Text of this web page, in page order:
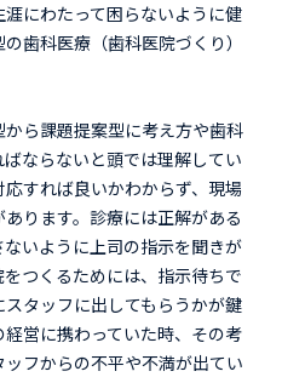
にわたって困らないように健
歯科医療（歯科医院づくり）
ら課題提案型に考え方や歯科
ならないと頭では理解してい
すれば良いかわからず、現場
ります。診療には正解がある
いように上司の指示を聞きが
つくるためには、指示待ちで
タッフに出してもらうかが鍵
営に携わっていた時、その考
フからの不平や不満が出てい